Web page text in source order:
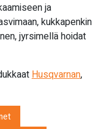
ja
kukkapenkin
jyrsimellä hoidat
Husqvarnan,